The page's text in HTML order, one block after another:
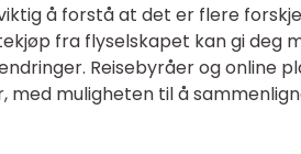
å forstå at det er flere
fra flyselskapet kan gi deg
Reisebyråer og online
muligheten til å